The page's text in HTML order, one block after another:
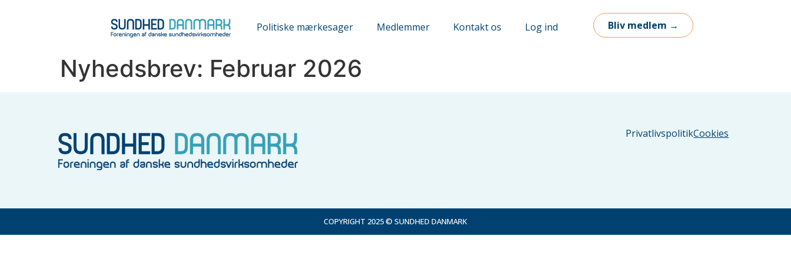
Bliv medlem →
Politiske mærkesager Medlemmer Kontakt os Log ind
Nyhedsbrev: Februar 2026
PrivatlivspolitikCookies
COPYRIGHT 2025 © SUNDHED DANMARK